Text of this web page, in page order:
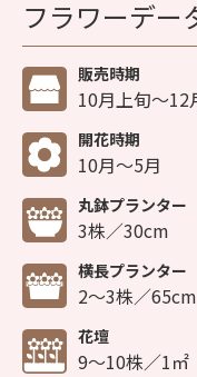
フラワーデー
販売時期
10月上旬～12
開花時期
10月～5月
丸鉢プランター
3株／30cm
横長プランター
2～3株／65cm
花壇
9～10株／1㎡